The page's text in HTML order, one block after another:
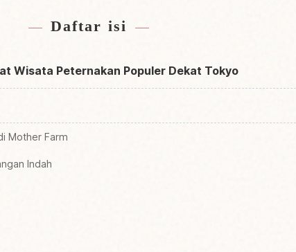
Daftar isi
Wisata Peternakan Populer Dekat Tokyo
Mother Farm
Indah